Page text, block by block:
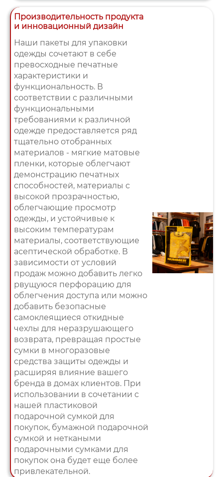
Производительность продукта
и инновационный дизайн
Наши пакеты для упаковки
одежды сочетают в себе
превосходные печатные
характеристики и
функциональность. В
соответствии с различными
функциональными
требованиями к различной
одежде предоставляется ряд
тщательно отобранных
материалов - мягкие матовые
пленки, которые облегчают
демонстрацию печатных
способностей, материалы с
высокой прозрачностью,
облегчающие просмотр
одежды, и устойчивые к
высоким температурам
материалы, соответствующие
асептической обработке. В
зависимости от условий
продаж можно добавить легко
рвущуюся перфорацию для
облегчения доступа или можно
добавить безопасные
самоклеящиеся откидные
чехлы для неразрушающего
возврата, превращая простые
сумки в многоразовые
средства защиты одежды и
расширяя влияние вашего
бренда в домах клиентов. При
использовании в сочетании с
нашей пластиковой
подарочной сумкой для
покупок, бумажной подарочной
сумкой и неткаными
подарочными сумками для
покупок она будет еще более
привлекательной.